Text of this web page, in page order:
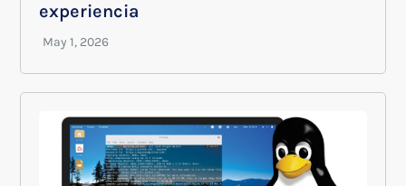
experiencia